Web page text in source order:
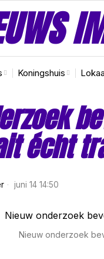
Koningshuis
écht
juni 14 14:50
Nieuw onderzoek